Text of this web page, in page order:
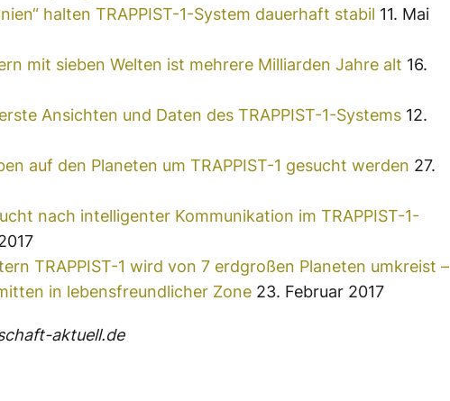
halten TRAPPIST-1-System dauerhaft stabil 11. Mai
mit sieben Welten ist mehrere Milliarden Jahre alt 16.
Ansichten und Daten des TRAPPIST-1-Systems 12.
auf den Planeten um TRAPPIST-1 gesucht werden 27.
nach intelligenter Kommunikation im TRAPPIST-1-
TRAPPIST-1 wird von 7 erdgroßen Planeten umkreist –
in lebensfreundlicher Zone 23. Februar 2017
aktuell.de